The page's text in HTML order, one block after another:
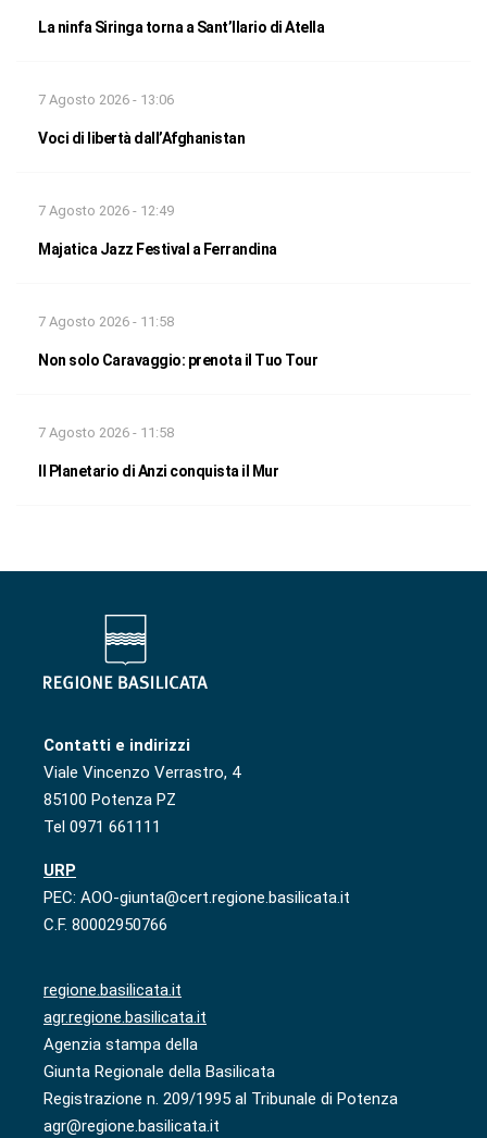
La ninfa Siringa torna a Sant’Ilario di Atella
7 Agosto 2026 - 13:06
Voci di libertà dall’Afghanistan
7 Agosto 2026 - 12:49
Majatica Jazz Festival a Ferrandina
7 Agosto 2026 - 11:58
Non solo Caravaggio: prenota il Tuo Tour
7 Agosto 2026 - 11:58
Il Planetario di Anzi conquista il Mur
Contatti e indirizzi
Viale Vincenzo Verrastro, 4
85100 Potenza PZ
Tel 0971 661111
URP
PEC: AOO-giunta@cert.regione.basilicata.it
C.F. 80002950766
regione.basilicata.it
agr.regione.basilicata.it
Agenzia stampa della
Giunta Regionale della Basilicata
Registrazione n. 209/1995 al Tribunale di Potenza
agr@regione.basilicata.it